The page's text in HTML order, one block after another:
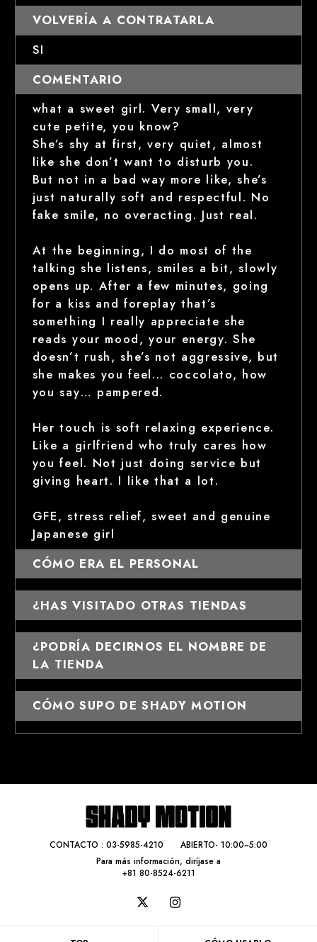
VOLVERÍA A CONTRATARLA
SI
COMENTARIO
what a sweet girl. Very small, very
cute petite, you know?
She’s shy at first, very quiet, almost
like she don’t want to disturb you.
But not in a bad way more like, she’s
just naturally soft and respectful. No
fake smile, no overacting. Just real.
At the beginning, I do most of the
talking she listens, smiles a bit, slowly
opens up. After a few minutes, going
for a kiss and foreplay that’s
something I really appreciate she
reads your mood, your energy. She
doesn’t rush, she’s not aggressive, but
she makes you feel... coccolato, how
you say… pampered.
Her touch is soft relaxing experience.
Like a girlfriend who truly cares how
you feel. Not just doing service but
giving heart. I like that a lot.
GFE, stress relief, sweet and genuine
Japanese girl
CÓMO ERA EL PERSONAL
¿HAS VISITADO OTRAS TIENDAS
¿PODRÍA DECIRNOS EL NOMBRE DE
LA TIENDA
CÓMO SUPO DE SHADY MOTION
CONTACTO :03-5985-4210
ABIERTO- 10:00~5:00
Para más información, diríjase a
+81 80-8524-6211